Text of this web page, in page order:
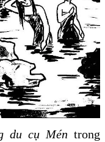
du cụ Mén trong